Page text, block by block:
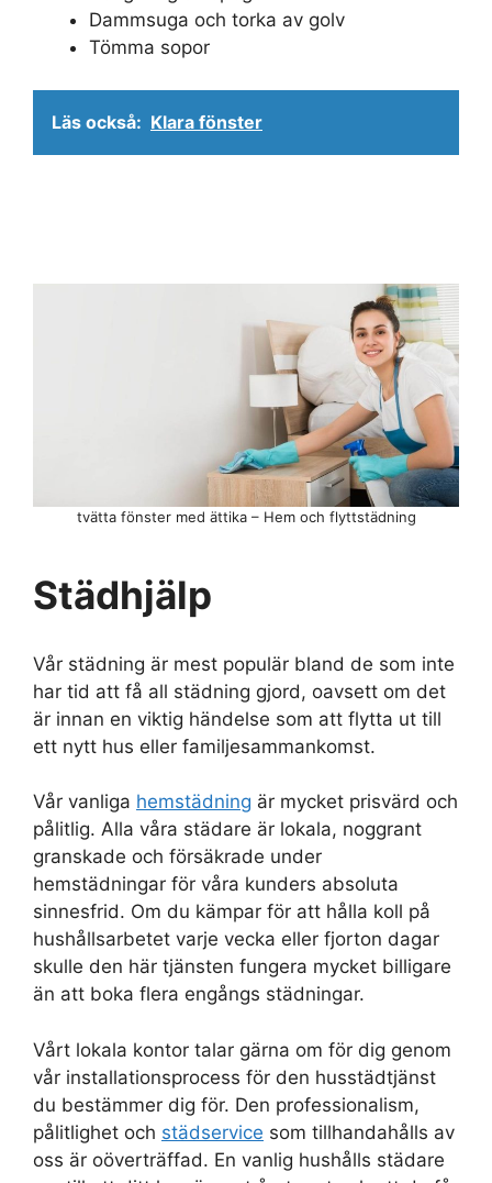
Dammsuga och torka av golv
Tömma sopor
Läs också: Klara fönster
Städhjälp
Vår städning är mest populär bland de som inte
har tid att få all städning gjord, oavsett om det
är innan en viktig händelse som att flytta ut till
ett nytt hus eller familjesammankomst.
Vår vanliga hemstädning är mycket prisvärd och
pålitlig. Alla våra städare är lokala, noggrant
granskade och försäkrade under
hemstädningar för våra kunders absoluta
sinnesfrid. Om du kämpar för att hålla koll på
hushållsarbetet varje vecka eller fjorton dagar
skulle den här tjänsten fungera mycket billigare
än att boka flera engångs städningar.
Vårt lokala kontor talar gärna om för dig genom
vår installationsprocess för den husstädtjänst
du bestämmer dig för. Den professionalism,
pålitlighet och städservice som tillhandahålls av
oss är oöverträffad. En vanlig hushålls städare
tvätta fönster med ättika – Hem och flyttstädning